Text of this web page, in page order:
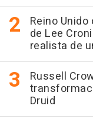
Reino
de Lee
realista de
Russell
Druid